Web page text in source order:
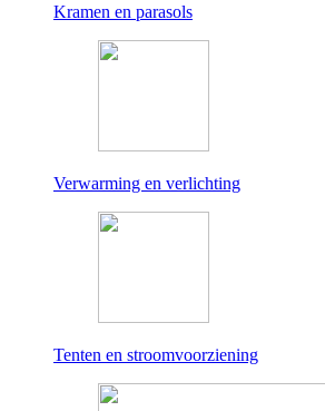
Kramen en parasols
Verwarming en verlichting
Tenten en stroomvoorziening